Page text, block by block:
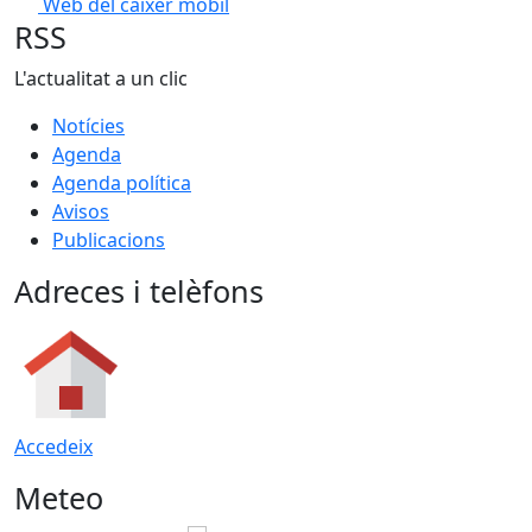
RSS
L'actualitat a un clic
Notícies
Agenda
Agenda política
Avisos
Publicacions
Adreces i telèfons
Accedeix
Meteo